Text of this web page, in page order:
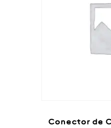
Conector de